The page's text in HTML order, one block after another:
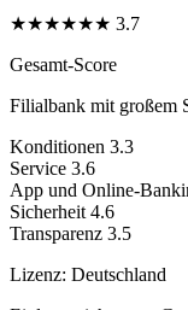
★★★★★★ 3.7
Gesamt-Score
Filialbank mit großem
Konditionen 3.3
Service 3.6
App und Online-
Sicherheit 4.6
Transparenz 3.5
Lizenz: Deutschland